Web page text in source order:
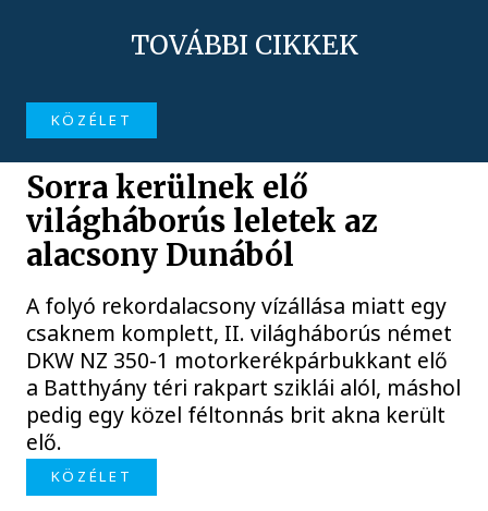
TOVÁBBI CIKKEK
KÖZÉLET
Sorra kerülnek elő
világháborús leletek az
alacsony Dunából
A folyó rekordalacsony vízállása miatt egy
csaknem komplett, II. világháborús német
DKW NZ 350-1 motorkerékpárbukkant elő
a Batthyány téri rakpart sziklái alól, máshol
pedig egy közel féltonnás brit akna került
elő.
KÖZÉLET